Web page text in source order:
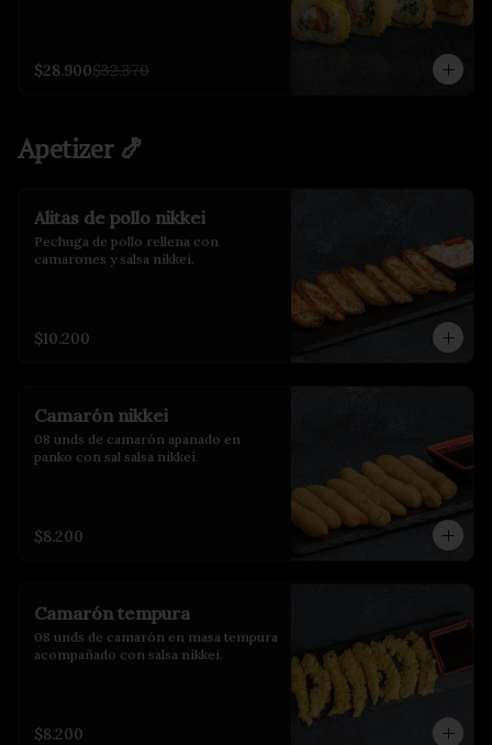
$28.900$32.370
Apetizer 🍤
Alitas de pollo nikkei
Pechuga de pollo rellena con
camarones y salsa nikkei.
$10.200
Camarón nikkei
08 unds de camarón apanado en
panko con sal salsa nikkei.
$8.200
Camarón tempura
08 unds de camarón en masa tempura
acompañado con salsa nikkei.
$8.200